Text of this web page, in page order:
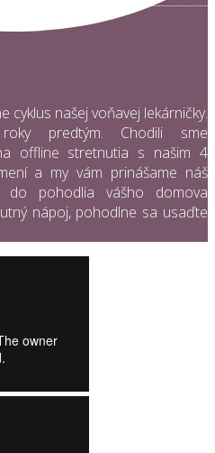
cyklus našej voňavej lekárničky.
predtým. Chodili sme
offline stretnutia s našim 4
a my vám prinášame náš
do pohodlia vášho domova
nápoj, pohodlne sa usaďte